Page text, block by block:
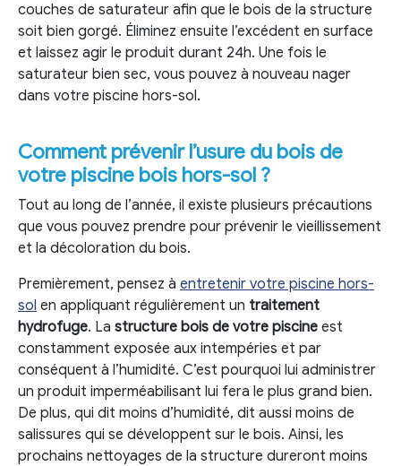
couches de saturateur afin que le bois de la structure
soit bien gorgé. Éliminez ensuite l’excédent en surface
et laissez agir le produit durant 24h. Une fois le
saturateur bien sec, vous pouvez à nouveau nager
dans votre piscine hors-sol.
Comment prévenir l’usure du bois de
votre piscine bois hors-sol ?
Tout au long de l’année, il existe plusieurs précautions
que vous pouvez prendre pour prévenir le vieillissement
et la décoloration du bois.
Premièrement, pensez à entretenir votre piscine hors-
sol en appliquant régulièrement un traitement
hydrofuge. La structure bois de votre piscine est
constamment exposée aux intempéries et par
conséquent à l’humidité. C’est pourquoi lui administrer
un produit imperméabilisant lui fera le plus grand bien.
De plus, qui dit moins d’humidité, dit aussi moins de
salissures qui se développent sur le bois. Ainsi, les
prochains nettoyages de la structure dureront moins